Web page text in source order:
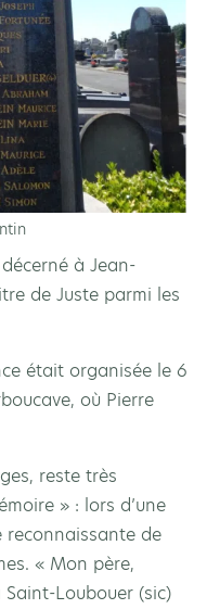
à Jean-
de Juste parmi les
était organisée le 6
où Pierre
reste très
» : lors d’une
reconnaissante de
« Mon père,
Loubouer (sic)